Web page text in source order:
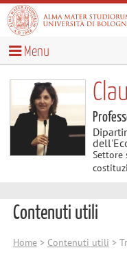
Menu
Settore
Contenuti utili
Home> Contenuti utili >